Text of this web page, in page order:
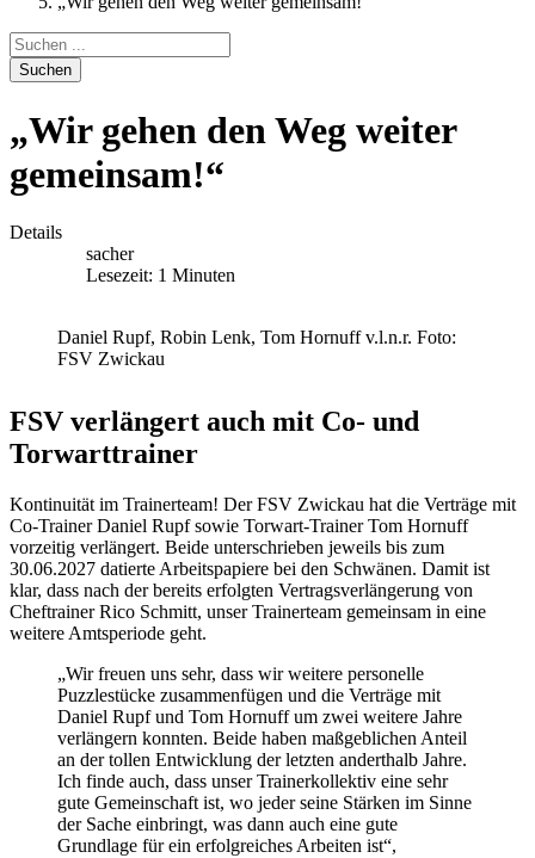
Suchen
„Wir gehen den Weg weiter
gemeinsam!“
Details
sacher
Lesezeit: 1 Minuten
Daniel Rupf, Robin Lenk, Tom Hornuff v.l.n.r. Foto:
FSV Zwickau
FSV verlängert auch mit Co- und
Torwarttrainer
Kontinuität im Trainerteam! Der FSV Zwickau hat die Verträge mit
Co-Trainer Daniel Rupf sowie Torwart-Trainer Tom Hornuff
vorzeitig verlängert. Beide unterschrieben jeweils bis zum
30.06.2027 datierte Arbeitspapiere bei den Schwänen. Damit ist
klar, dass nach der bereits erfolgten Vertragsverlängerung von
Cheftrainer Rico Schmitt, unser Trainerteam gemeinsam in eine
weitere Amtsperiode geht.
„Wir freuen uns sehr, dass wir weitere personelle
Puzzlestücke zusammenfügen und die Verträge mit
Daniel Rupf und Tom Hornuff um zwei weitere Jahre
verlängern konnten. Beide haben maßgeblichen Anteil
an der tollen Entwicklung der letzten anderthalb Jahre.
Ich finde auch, dass unser Trainerkollektiv eine sehr
gute Gemeinschaft ist, wo jeder seine Stärken im Sinne
der Sache einbringt, was dann auch eine gute
Grundlage für ein erfolgreiches Arbeiten ist“,